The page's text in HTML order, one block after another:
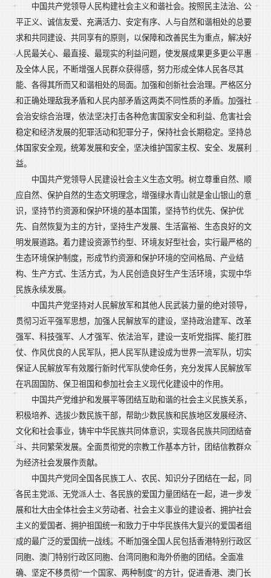
中国共产党领导人民构建社会主义和谐社会。按照民主法治、公
平正义、诚信友爱、充满活力、安定有序、人与自然和谐相处的总要
求和共同建设、共同享有的原则，以保障和改善民生为重点，解决好
人民最关心、最直接、最现实的利益问题，使发展成果更多更公平惠
及全体人民，不断增强人民群众获得感，努力形成全体人民各尽其
能、各得其所而又和谐相处的局面。加强和创新社会治理。严格区分
和正确处理敌我矛盾和人民内部矛盾这两类不同性质的矛盾。加强社
会治安综合治理，依法坚决打击各种危害国家安全和利益、危害社会
稳定和经济发展的犯罪活动和犯罪分子，保持社会长期稳定。坚持总
体国家安全观，统筹发展和安全，坚决维护国家主权、安全、发展利
益。
中国共产党领导人民建设社会主义生态文明。树立尊重自然、顺
应自然、保护自然的生态文明理念，增强绿水青山就是金山银山的意
识，坚持节约资源和保护环境的基本国策，坚持节约优先、保护优
先、自然恢复为主的方针，坚持生产发展、生活富裕、生态良好的文
明发展道路。着力建设资源节约型、环境友好型社会，实行最严格的
生态环境保护制度，形成节约资源和保护环境的空间格局、产业结
构、生产方式、生活方式，为人民创造良好生产生活环境，实现中华
民族永续发展。
中国共产党坚持对人民解放军和其他人民武装力量的绝对领导，
贯彻习近平强军思想，加强人民解放军的建设，坚持政治建军、改革
强军、科技强军、人才强军、依法治军，建设一支听党指挥、能打胜
仗、作风优良的人民军队，把人民军队建设成为世界一流军队，切实
保证人民解放军有效履行新时代军队使命任务，充分发挥人民解放军
在巩固国防、保卫祖国和参加社会主义现代化建设中的作用。
中国共产党维护和发展平等团结互助和谐的社会主义民族关系，
积极培养、选拔少数民族干部，帮助少数民族和民族地区发展经济、
文化和社会事业，铸牢中华民族共同体意识，实现各民族共同团结奋
斗、共同繁荣发展。全面贯彻党的宗教工作基本方针，团结信教群众
为经济社会发展作贡献。
中国共产党同全国各民族工人、农民、知识分子团结在一起，同
各民主党派、无党派人士、各民族的爱国力量团结在一起，进一步发
展和壮大由全体社会主义劳动者、社会主义事业的建设者、拥护社会
主义的爱国者、拥护祖国统一和致力于中华民族伟大复兴的爱国者组
成的最广泛的爱国统一战线。不断加强全国人民包括香港特别行政区
同胞、澳门特别行政区同胞、台湾同胞和海外侨胞的团结。全面准
确、坚定不移贯彻“一个国家、两种制度”的方针，促进香港、澳门长